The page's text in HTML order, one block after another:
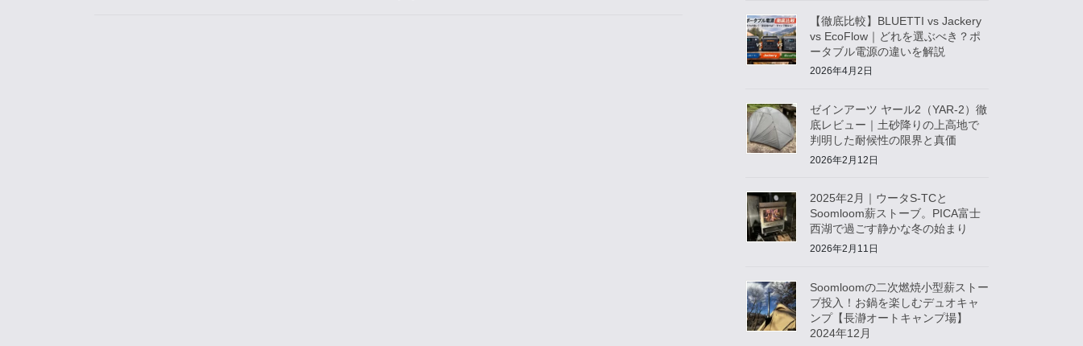
【徹底比較】BLUETTI vs Jackery
vs EcoFlow｜どれを選ぶべき？ポ
ータブル電源の違いを解説
2026年4月2日
ゼインアーツ ヤール2（YAR-2）徹
底レビュー｜土砂降りの上高地で
判明した耐候性の限界と真価
2026年2月12日
2025年2月｜ウータS-TCと
Soomloom薪ストーブ。PICA富士
西湖で過ごす静かな冬の始まり
2026年2月11日
Soomloomの二次燃焼小型薪ストー
ブ投入！お鍋を楽しむデュオキャ
ンプ【長瀞オートキャンプ場】
2024年12月